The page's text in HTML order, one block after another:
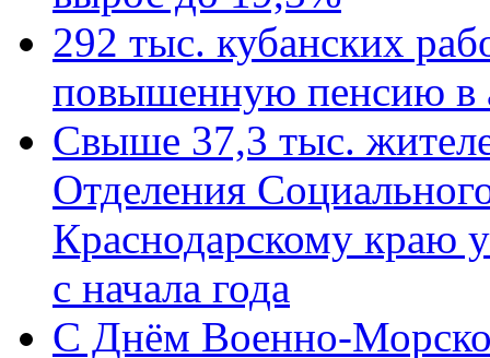
292 тыс. кубанских
повышенную пенсию в
Свыше 37,3 тыс.
Отделения
Краснодарскому краю
с начала года
C Днём Военно-